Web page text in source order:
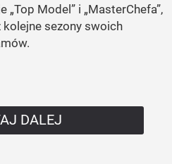
Model” i „MasterChefa”,
kolejne sezony swoich
DALEJ